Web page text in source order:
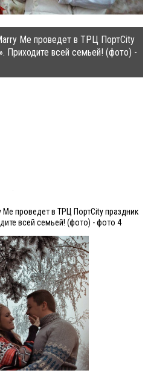
Me проведет в ТРЦ ПортCity
Приходите всей семьей! (фото) -
Me проведет в ТРЦ ПортCity праздник
всей семьей! (фото) - фото 4